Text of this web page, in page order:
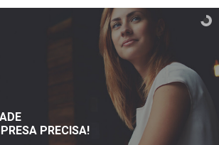
PRECISA!